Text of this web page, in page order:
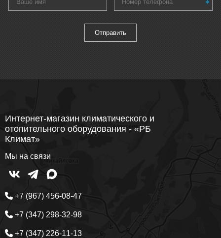
Интернет-магазин климатического и
отопительного оборудования - «РБ
Климат»
Мы на связи
+7 (967) 456-08-47
+7 (347) 298-32-98
+7 (347) 226-11-13